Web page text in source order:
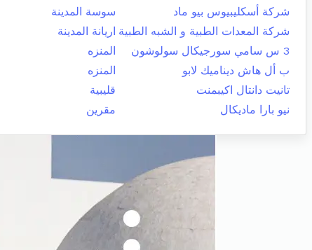
شركة أسكليبيوس بيو ماد
سوسة المدينة
شركة المعدات الطبية و الشبه الطبية اريانة المدينة
3 س سامي سورجيكال سولوشون
المنزه
ب أل هاش ديناميك لابو
المنزه
تانيت دانتال اكيبمنت
قليبية
نيو بارا ماديكال
مقرين